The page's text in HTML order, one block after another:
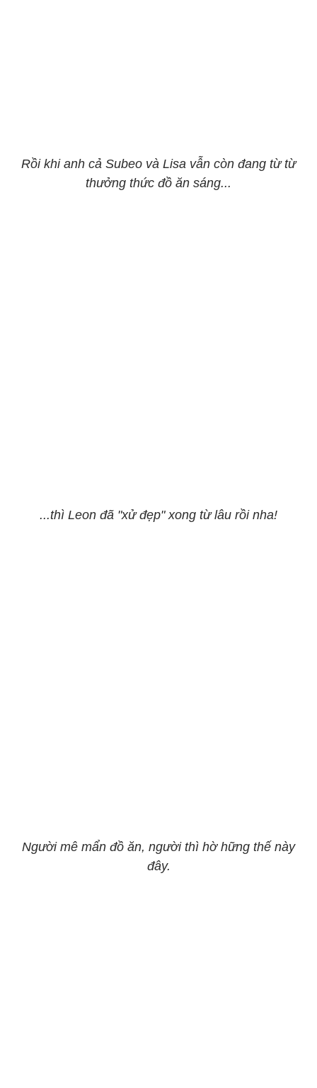
Rồi khi anh cả Subeo và Lisa vẫn còn đang từ từ
thưởng thức đồ ăn sáng...
...thì Leon đã "xử đẹp" xong từ lâu rồi nha!
Người mê mẩn đồ ăn, người thì hờ hững thế này
đây.